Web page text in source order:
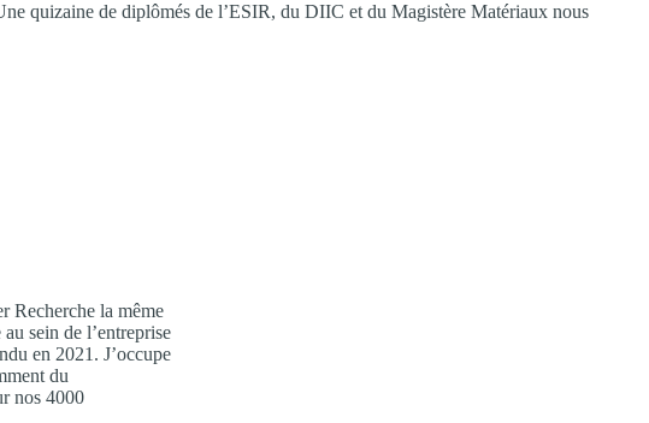
quizaine de diplômés de l’ESIR, du DIIC et du Magistère Matériaux nous
Recherche la même
sein de l’entreprise
en 2021. J’occupe
du
nos 4000